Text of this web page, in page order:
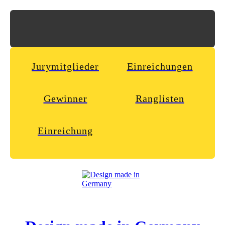
Jurymitglieder Einreichungen
Gewinner Ranglisten
Einreichung